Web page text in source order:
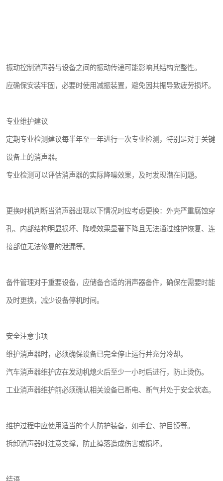
振动控制消声器与设备之间的振动传递可能影响其结构完整性。
应确保安装牢固，必要时使用减振装置，避免因共振导致疲劳损坏。
专业维护建议
定期专业检测建议每半年至一年进行一次专业检测，特别是对于关键
设备上的消声器。
专业检测可以评估消声器的实际降噪效果，及时发现潜在问题。
更换时机判断当消声器出现以下情况时应考虑更换：外壳严重腐蚀穿
孔、内部结构明显损坏、降噪效果显著下降且无法通过维护恢复、连
接部位无法修复的泄漏等。
备件管理对于重要设备，应储备合适的消声器备件，确保在需要时能
及时更换，减少设备停机时间。
安全注意事项
维护消声器时，必须确保设备已完全停止运行并充分冷却。
汽车消声器维护应在发动机熄火后至少一小时后进行，防止烫伤。
工业消声器维护前必须确认相关设备已断电、断气并处于安全状态。
维护过程中应使用适当的个人防护装备，如手套、护目镜等。
拆卸消声器时注意支撑，防止掉落造成伤害或损坏。